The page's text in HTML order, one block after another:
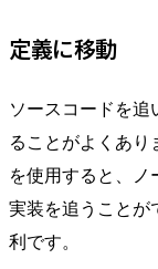
定義に移動
ソースコードを追
ることがよくあり
を使用すると、ノ
実装を追うことが
利です。